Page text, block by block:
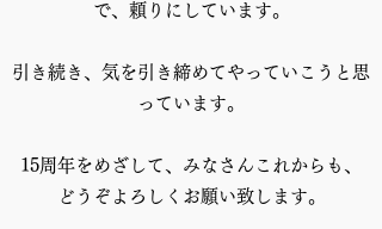
で、頼りにしています。
引き続き、気を引き締めてやっていこうと思
っています。
15周年をめざして、みなさんこれからも、
どうぞよろしくお願い致します。